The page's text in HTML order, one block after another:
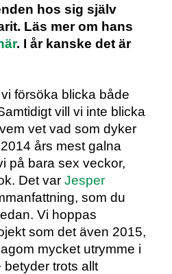
hos sig själv
Läs mer om hans
. I år kanske det är
försöka blicka både
vill vi inte blicka
vet vad som dyker
års mest galna
på bara sex veckor,
Det var Jesper
som du
Vi hoppas
som det även 2015,
mycket utrymme i
betyder trots allt